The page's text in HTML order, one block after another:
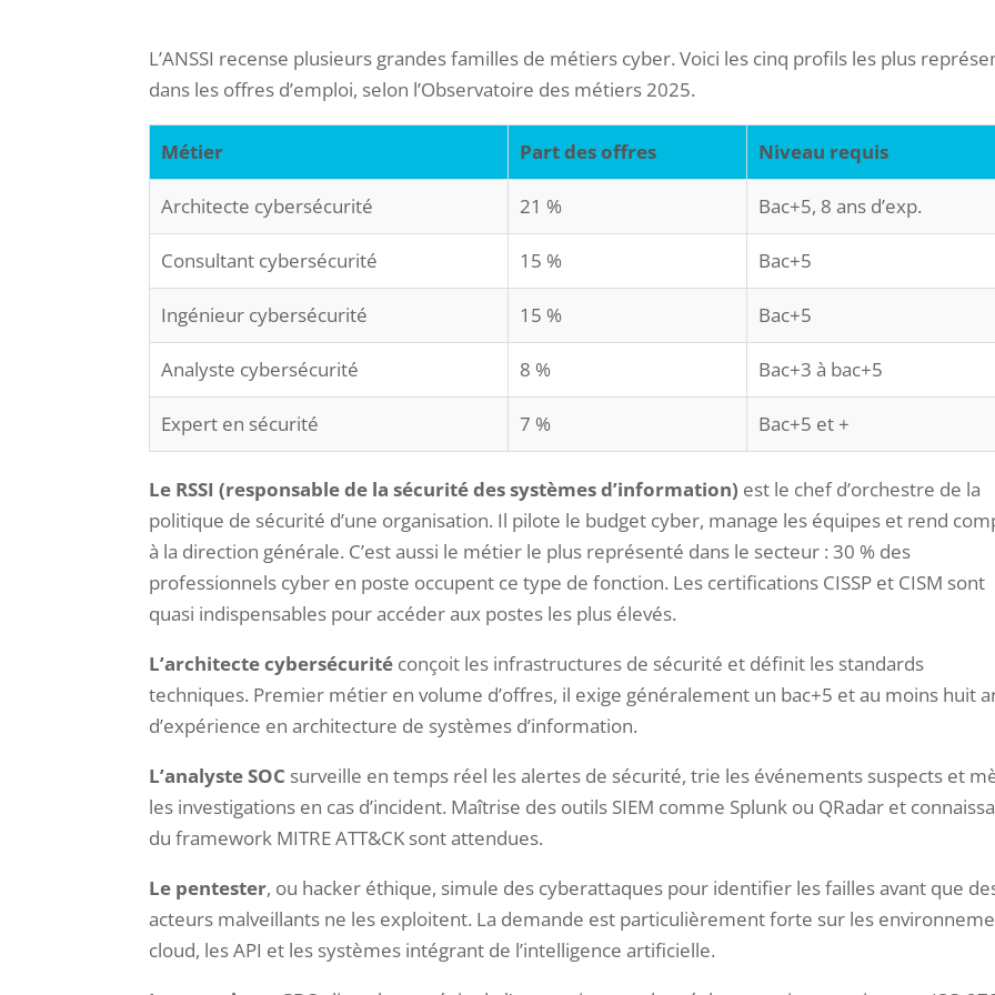
L’ANSSI recense plusieurs grandes familles de métiers cyber. Voici les cinq profils les plus
dans les offres d’emploi, selon l’Observatoire des métiers 2025.
Métier Part des offres Niveau requis
Architecte cybersécurité 21 % Bac+5, 8 ans d’exp.
Consultant cybersécurité 15 % Bac+5
Ingénieur cybersécurité 15 % Bac+5
Analyste cybersécurité 8 % Bac+3 à bac+5
Expert en sécurité 7 % Bac+5 et +
Le RSSI (responsable de la sécurité des systèmes d’information) est le chef d’orchestre de la
politique de sécurité d’une organisation. Il pilote le budget cyber, manage les équipes et rend
à la direction générale. C’est aussi le métier le plus représenté dans le secteur : 30 % des
professionnels cyber en poste occupent ce type de fonction. Les certifications CISSP et CISM sont
quasi indispensables pour accéder aux postes les plus élevés.
L’architecte cybersécurité conçoit les infrastructures de sécurité et définit les standards
techniques. Premier métier en volume d’offres, il exige généralement un bac+5 et au moins huit
d’expérience en architecture de systèmes d’information.
L’analyste SOC surveille en temps réel les alertes de sécurité, trie les événements suspects et
les investigations en cas d’incident. Maîtrise des outils SIEM comme Splunk ou QRadar et
du framework MITRE ATT&CK sont attendues.
Le pentester, ou hacker éthique, simule des cyberattaques pour identifier les failles avant que
acteurs malveillants ne les exploitent. La demande est particulièrement forte sur les
cloud, les API et les systèmes intégrant de l’intelligence artificielle.